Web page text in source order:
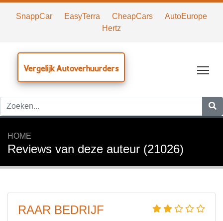
SnappCar EasyTerra CheapCars
AutoEurope
Hertz
Vergelijk Autoverhuurders
HOME
Reviews van deze auteur (21026)
RAAR BEDRIJF